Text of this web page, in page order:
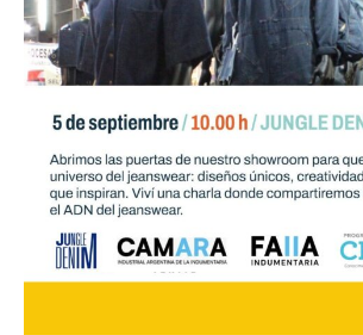
¡Seguinos en Linkedin!